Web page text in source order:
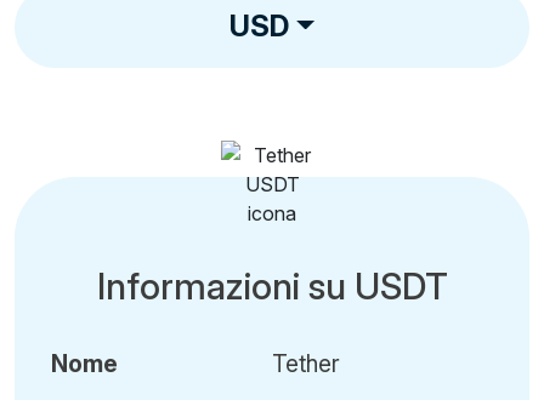
USD
Informazioni su USDT
Nome
Tether